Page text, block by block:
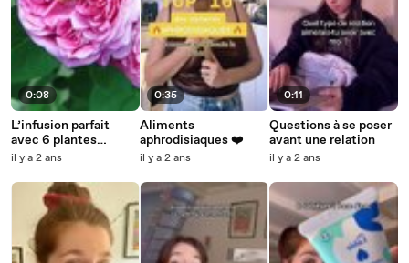
0:08
L’infusion parfait
avec 6 plantes
naturelles ❤️❤️
il y a 2 ans
0:35
Aliments
aphrodisiaques ❤️
il y a 2 ans
0:11
Questions à se poser
avant une relation
il y a 2 ans